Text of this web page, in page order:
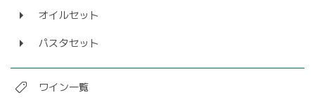
オイルセット
パスタセット
ワイン一覧